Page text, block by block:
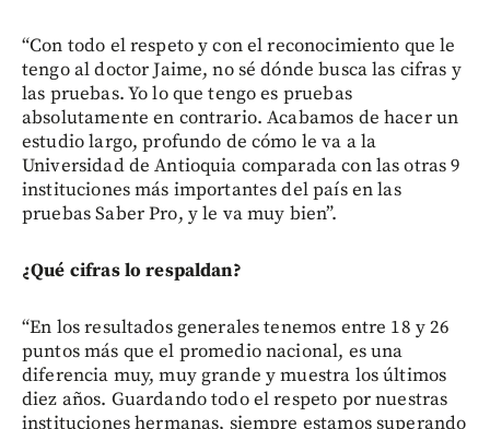
“Con todo el respeto y con el reconocimiento que le
tengo al doctor Jaime, no sé dónde busca las cifras y
las pruebas. Yo lo que tengo es pruebas
absolutamente en contrario. Acabamos de hacer un
estudio largo, profundo de cómo le va a la
Universidad de Antioquia comparada con las otras 9
instituciones más importantes del país en las
pruebas Saber Pro, y le va muy bien”.
¿Qué cifras lo respaldan?
“En los resultados generales tenemos entre 18 y 26
puntos más que el promedio nacional, es una
diferencia muy, muy grande y muestra los últimos
diez años. Guardando todo el respeto por nuestras
instituciones hermanas, siempre estamos superando